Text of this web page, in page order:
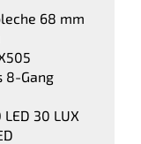
68 mm
8-Gang
30 LUX